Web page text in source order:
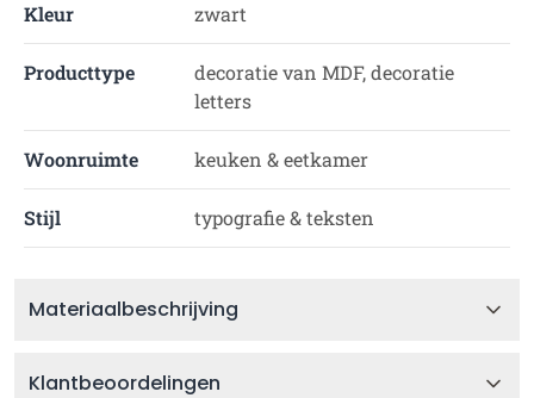
Kleur zwart
Producttype
decoratie van MDF, decoratie
letters
Woonruimte keuken & eetkamer
Stijl typografie & teksten
Materiaalbeschrijving
Klantbeoordelingen